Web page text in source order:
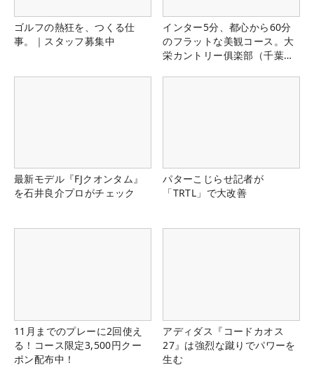
ゴルフの熱狂を、つくる仕
事。｜スタッフ募集中
インター5分、都心から60分
のフラットな美観コース。大
栄カントリー俱楽部（千葉
最新モデル『FJクオンタム』
を石井良介プロがチェック
パターこじらせ記者が
「TRTL」で大改善
11月までのプレーに2回使え
る！コース限定3,500円クー
ポン配布中！
アディダス『コードカオス
27』は強烈な蹴りでパワーを
生む